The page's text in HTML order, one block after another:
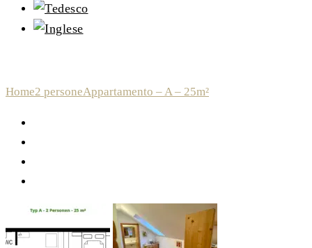
Home2 personeAppartamento – A – 25m²